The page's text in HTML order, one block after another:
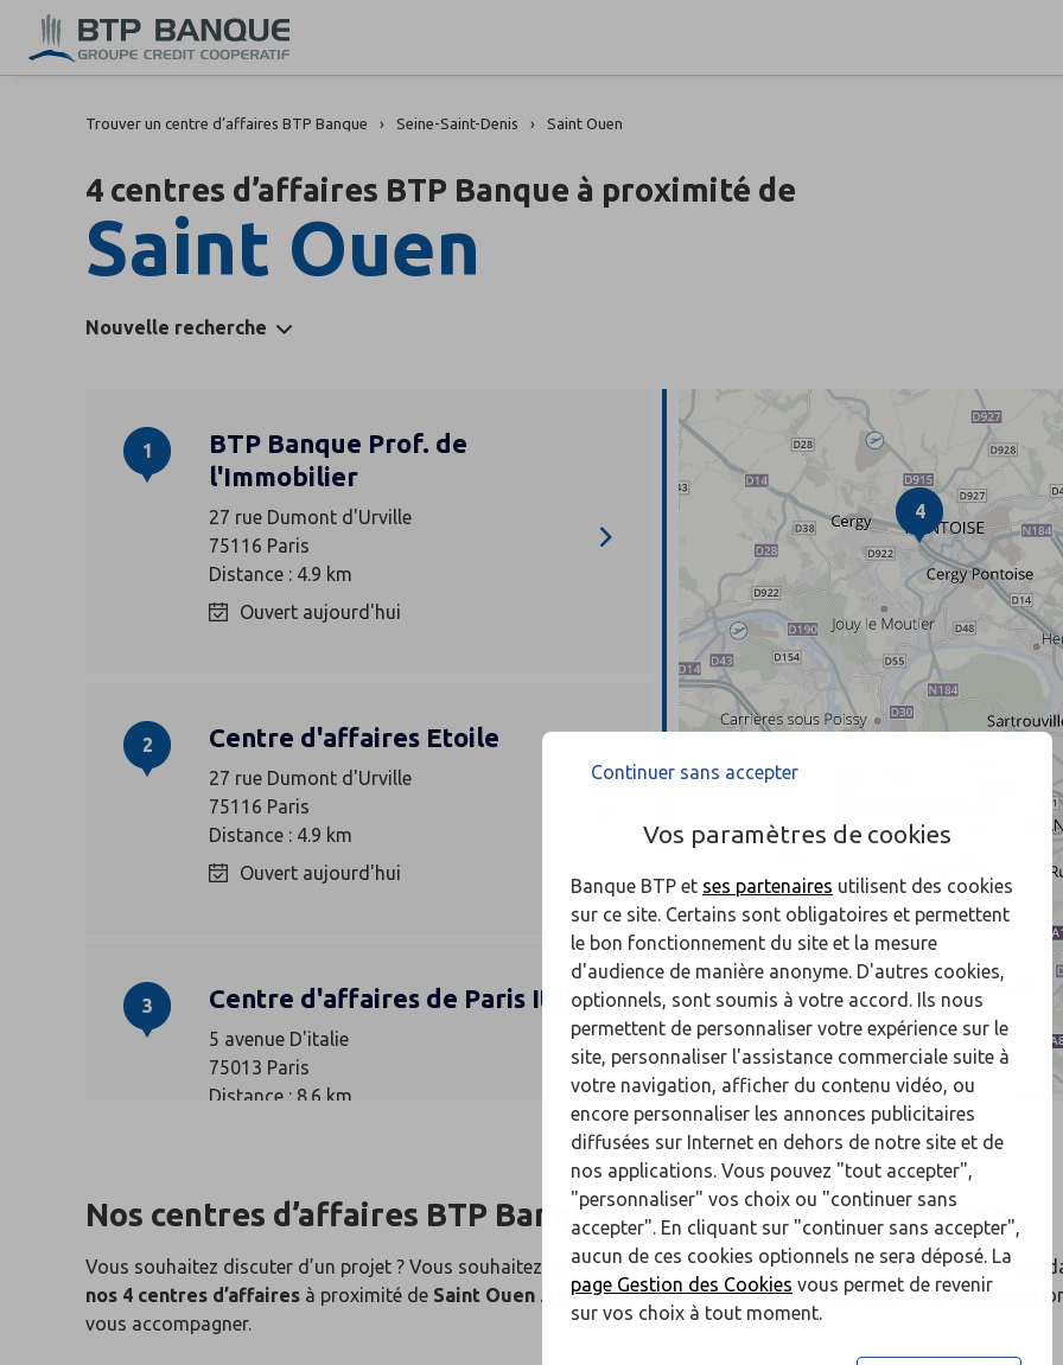
Trouver un centre d’affaires BTP Banque Seine-Saint-Denis Saint Ouen
4 centres d’affaires BTP Banque à proximité de
Saint Ouen
Nouvelle recherche
1
BTP Banque Prof. de
l'Immobilier
27 rue Dumont d'Urville
75116 Paris
Distance : 4.9 km
Ouvert aujourd'hui
2 Centre d'affaires Etoile
27 rue Dumont d'Urville
75116 Paris
Distance : 4.9 km
Ouvert aujourd'hui
3 Centre d'affaires de Paris Italie
5 avenue D'italie
75013 Paris
Distance : 8.6 km
4 Centre d'affaires de Cergy
30 rue Combe
Maison du Bâtiment
4
Nos centres d’affaires BTP Banqueà proximité deSaint Ouen
Vous souhaitez discuter d’un projet ? Vous souhaitez des précisions sur nos produits et services ? Rendez-vous
nos 4 centres d’affaires à proximité de Saint Ouen . Un chargé d’affaires BTP Banque se tient à votre
vous accompagner.
Continuer sans accepter
Vos paramètres de cookies
Banque BTP et ses partenaires utilisent des cookies
sur ce site. Certains sont obligatoires et permettent
le bon fonctionnement du site et la mesure
d'audience de manière anonyme. D'autres cookies,
optionnels, sont soumis à votre accord. Ils nous
permettent de personnaliser votre expérience sur le
site, personnaliser l'assistance commerciale suite à
votre navigation, afficher du contenu vidéo, ou
encore personnaliser les annonces publicitaires
diffusées sur Internet en dehors de notre site et de
nos applications. Vous pouvez "tout accepter",
"personnaliser" vos choix ou "continuer sans
accepter". En cliquant sur "continuer sans accepter",
aucun de ces cookies optionnels ne sera déposé. La
page Gestion des Cookies vous permet de revenir
sur vos choix à tout moment.